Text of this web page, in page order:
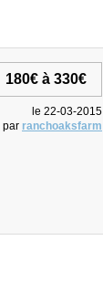
180€ à 330€
le 22-03-2015
par ranchoaksfarm